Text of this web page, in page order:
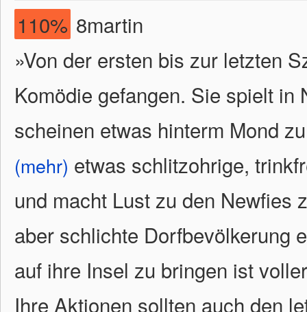
110% 8martin
»Von der ersten bis zur letzten
Komödie gefangen. Sie spielt
scheinen etwas hinterm Mond
(mehr) etwas schlitzohrige,
und macht Lust zu den Newfies
aber schlichte Dorfbevölkerung
auf ihre Insel zu bringen ist
Ihre Aktionen sollten auch den